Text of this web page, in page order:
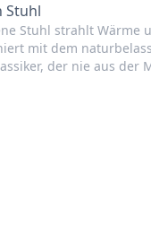
Stuhl
Stuhl strahlt Wärme
mit dem
der nie aus der